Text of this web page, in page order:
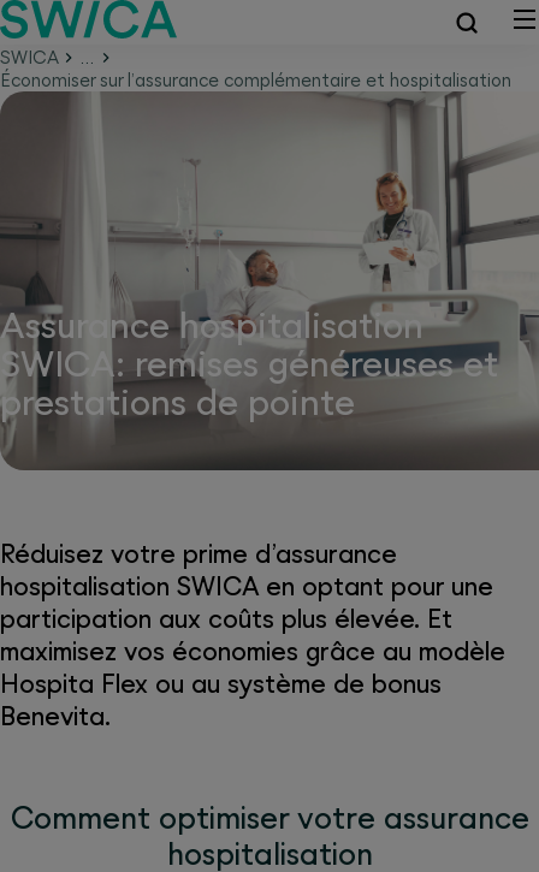
SWICA
Économiser sur l’assurance complémentaire et hospitalisation
Assurance hospitalisation
SWICA: remises généreuses et
prestations de pointe
Réduisez votre prime d’assurance
hospitalisation SWICA en optant pour une
participation aux coûts plus élevée. Et
maximisez vos économies grâce au modèle
Hospita Flex ou au système de bonus
Benevita.
Comment optimiser votre assurance
hospitalisation